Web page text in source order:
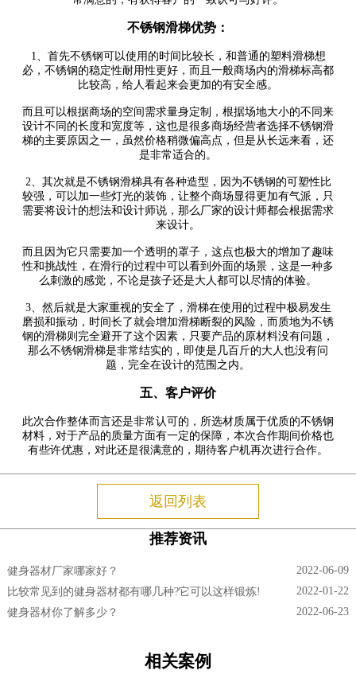
不锈钢滑梯优势：
1、首先不锈钢可以使用的时间比较长，和普通的塑料滑梯想
必，不锈钢的稳定性耐用性更好，而且一般商场内的滑梯标高都
比较高，给人看起来会更加的有安全感。
而且可以根据商场的空间需求量身定制，根据场地大小的不同来
设计不同的长度和宽度等，这也是很多商场经营者选择不锈钢滑
梯的主要原因之一，虽然价格稍微偏高点，但是从长远来看，还
是非常适合的。
2、其次就是不锈钢滑梯具有各种造型，因为不锈钢的可塑性比
较强，可以加一些灯光的装饰，让整个商场显得更加有气派，只
需要将设计的想法和设计师说，那么厂家的设计师都会根据需求
来设计。
而且因为它只需要加一个透明的罩子，这点也极大的增加了趣味
性和挑战性，在滑行的过程中可以看到外面的场景，这是一种多
么刺激的感觉，不论是孩子还是大人都可以尽情的体验。
3、然后就是大家重视的安全了，滑梯在使用的过程中极易发生
磨损和振动，时间长了就会增加滑梯断裂的风险，而质地为不锈
钢的滑梯则完全避开了这个因素，只要产品的原材料没有问题，
那么不锈钢滑梯是非常结实的，即使是几百斤的大人也没有问
题，完全在设计的范围之内。
五、客户评价
此次合作整体而言还是非常认可的，所选材质属于优质的不锈钢
材料，对于产品的质量方面有一定的保障，本次合作期间价格也
有些许优惠，对此还是很满意的，期待客户机再次进行合作。
返回列表
推荐资讯
健身器材厂家哪家好？
2022-06-09
比较常见到的健身器材都有哪几种?它可以这样锻炼!
2022-01-22
健身器材你了解多少？
2022-06-23
相关案例